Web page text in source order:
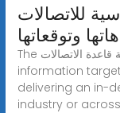
للاتصالات
وتوقعاتها
The سوق محطة قاعدة الاتصالات is an intricate compilation of
information
delivering an in-
industry or